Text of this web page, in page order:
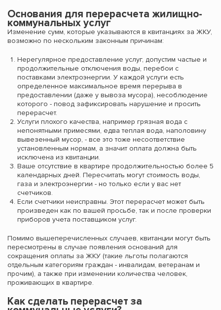
Основания для перерасчета жилищно-
коммунальных услуг
Изменение сумм, которые указываются в квитанциях за ЖКУ,
возможно по нескольким законным причинам:
Нерегулярное предоставление услуг, допустим частые и
продолжительные отключения воды, перебои с
поставками электроэнергии. У каждой услуги есть
определенное максимальное время перерыва в
предоставлении (даже у вывоза мусора), несоблюдение
которого - повод зафиксировать нарушение и просить
перерасчет.
Услуги плохого качества, например грязная вода с
непонятными примесями, едва теплая вода, наполовину
вывезенный мусор, - все это тоже несоответствие
установленным нормам, а значит оплата должна быть
исключена из квитанции.
Ваше отсутствие в квартире продолжительностью более 5
календарных дней. Пересчитать могут стоимость воды,
газа и электроэнергии - но только если у вас нет
счетчиков.
Если счетчики неисправны. Этот перерасчет может быть
произведен как по вашей просьбе, так и после проверки
приборов учета поставщиком услуг.
Помимо вышеперечисленных случаев, квитанции могут быть
пересмотрены в случае появления оснований для
сокращения оплаты за ЖКУ (такие льготы полагаются
отдельным категориям граждан - инвалидам, ветеранам и
прочим), а также при изменении количества человек,
проживающих в квартире.
Как сделать перерасчет за